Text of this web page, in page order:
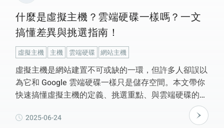
什麼是虛擬主機？雲端硬碟一樣嗎？一文
搞懂差異與挑選指南！
虛擬主機 主機 雲端硬碟 網站主機
虛擬主機是網站建置不可或缺的一環，但許多人卻誤以
為它和 Google 雲端硬碟一樣只是儲存空間。本文帶你
快速搞懂虛擬主機的定義、挑選重點、與雲端硬碟的本
2025-06-24